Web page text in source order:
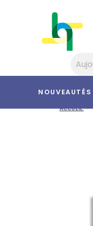
NOUVEAUTÉS
ACCUEIL